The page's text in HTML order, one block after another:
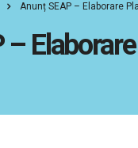
Anunț SEAP – Elaborare
–